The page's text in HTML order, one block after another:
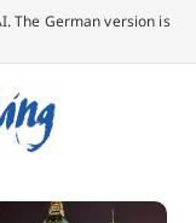
The German version is